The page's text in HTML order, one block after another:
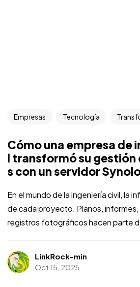
Empresas Tecnología
Cómo una empresa de
l transformó su
s con un servidor
En el mundo de la ingeniería civil, la
de cada proyecto. Planos,
registros fotográficos hacen parte
LinkRock-min
Oct 15, 2025